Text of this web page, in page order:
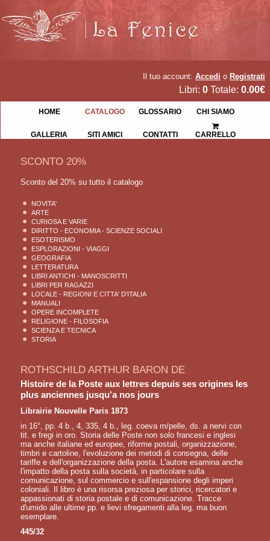
Il tuo account: Accedi o Registrati
Libri: 0 Totale: 0.00€
HOME CATALOGO GLOSSARIO CHI SIAMO
GALLERIA SITI AMICI CONTATTI CARRELLO
SCONTO 20%
Sconto del 20% su tutto il catalogo
NOVITA'
ARTE
CURIOSA E VARIE
DIRITTO - ECONOMIA - SCIENZE SOCIALI
ESOTERISMO
ESPLORAZIONI - VIAGGI
GEOGRAFIA
LETTERATURA
LIBRI ANTICHI - MANOSCRITTI
LIBRI PER RAGAZZI
LOCALE - REGIONI E CITTA' D'ITALIA
MANUALI
OPERE INCOMPLETE
RELIGIONE - FILOSOFIA
SCIENZA E TECNICA
STORIA
ROTHSCHILD ARTHUR BARON DE
Histoire de la Poste aux lettres depuis ses origines les
plus anciennes jusqu'a nos jours
Librairie Nouvelle Paris 1873
in 16°, pp. 4 b., 4, 335, 4 b., leg. coeva m/pelle, ds. a nervi con
tit. e fregi in oro. Storia delle Poste non solo francesi e inglesi
ma anche italiane ed europee, riforme postali, organizzazione,
timbri e cartoline, l'evoluzione dei metodi di consegna, delle
tariffe e dell'organizzazione della posta. L'autore esamina anche
l'impatto della posta sulla società, in particolare sulla
comunicazione, sul commercio e sull'espansione degli imperi
coloniali. Il libro è una risorsa preziosa per storici, ricercatori e
appassionati di storia postale e di comunicazione. Tracce
d'umido alle ultime pp. e lievi sfregamenti alla leg. ma buon
esemplare.
445/32